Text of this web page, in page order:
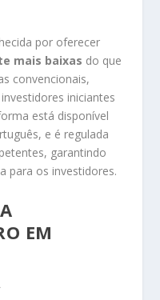
por oferecer
mais baixas do que
convencionais,
iniciantes
está disponível
e é regulada
garantindo
para os investidores.
EM